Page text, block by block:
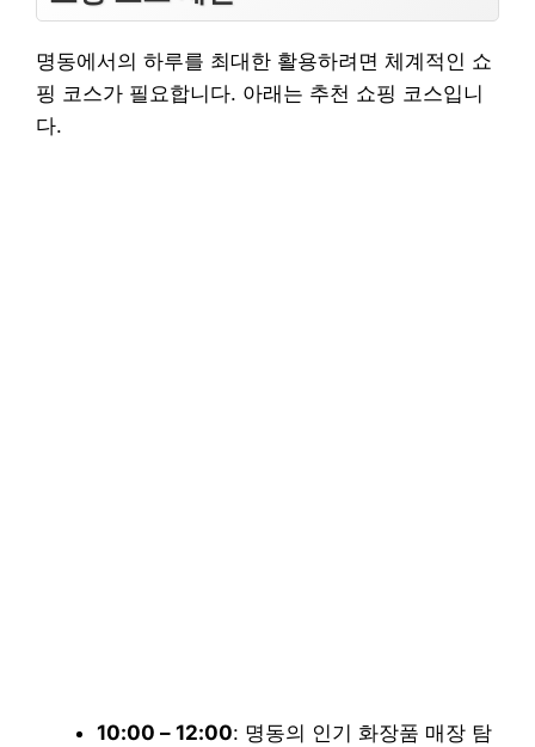
명동에서의 하루를 최대한 활용하려면 체계적인 쇼
핑 코스가 필요합니다. 아래는 추천 쇼핑 코스입니
다.
10:00 – 12:00: 명동의 인기 화장품 매장 탐